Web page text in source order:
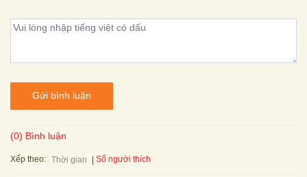
Gửi bình luận
(0) Bình luận
Xếp theo: Thời gian Số người thích